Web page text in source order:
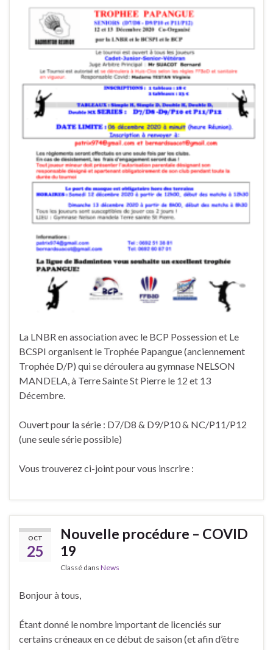
La LNBR en association avec le BCP Possession et Le
BCSPI organisent le Trophée Papangue (anciennement
Trophée D/P) qui se déroulera au gymnase NELSON
MANDELA, à Terre Sainte St Pierre le 12 et 13
Décembre.
Ouvert pour la série : D7/D8 & D9/P10 & NC/P11/P12
(une seule série possible)
Vous trouverez ci-joint pour vous inscrire :
OCT
25
Nouvelle procédure – COVID
19
Classé dans News
Bonjour à tous,
Étant donné le nombre important de licenciés sur
certains créneaux en ce début de saison (et afin d’être